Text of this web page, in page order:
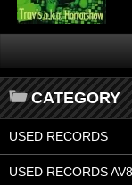
CATEGORY
USED RECORDS
USED RECORDS AV8